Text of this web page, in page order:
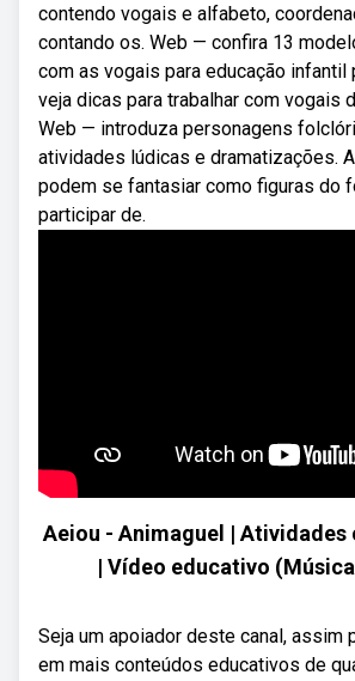
contendo vogais e alfabeto,
contando os. Web — confira 13
com as vogais para educação infantil
veja dicas para trabalhar com vogais
Web — introduza personagens
atividades lúdicas e dramatizações.
podem se fantasiar como figuras do
participar de.
Aeiou - Animaguel | Atividades
| Vídeo educativo
Seja um apoiador deste canal, assim
em mais conteúdos educativos de